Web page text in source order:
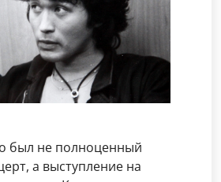
был не полноценный
а выступление на